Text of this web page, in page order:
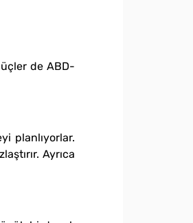
de ABD-
planlıyorlar.
Ayrıca